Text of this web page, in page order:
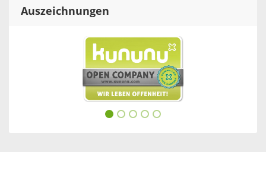
Auszeichnungen